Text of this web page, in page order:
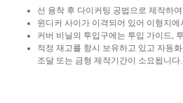
선 융착 후 다이커팅 공법으로 제작하
윈디커 사이가 이격되어 있어 이형지
커버 비닐의 투입구에는 투입 가이드,
적정 재고를 항시 보유하고 있고 자동
조달 또는 금형 제작기간이 소요됩니다.